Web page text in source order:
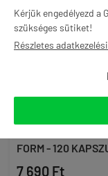
Kérjük engedélyezd
szükséges sütiket!
Részletes
NUTREND -
FORM - 120
7 690 Ft